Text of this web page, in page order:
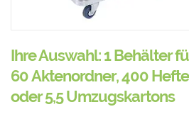
Ihre Auswahl: 1 Behälter
60 Aktenordner, 400
oder 5,5 Umzugskartons